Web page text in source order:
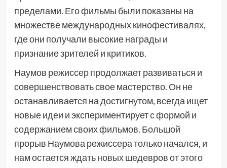
пределами. Его фильмы были показаны на
множестве международных кинофестивалях,
где они получали высокие награды и
признание зрителей и критиков.
Наумов режиссер продолжает развиваться и
совершенствовать свое мастерство. Он не
останавливается на достигнутом, всегда ищет
новые идеи и экспериментирует с формой и
содержанием своих фильмов. Большой
прорыв Наумова режиссера только начался, и
нам остается ждать новых шедевров от этого